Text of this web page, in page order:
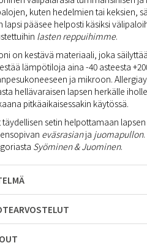
kuten hedelmien tai keksien,
lapsi pääsee helposti käsiksi
lasten reppuihimme.
on kestävä materiaali, joka
lämpötiloja aina -40 asteesta
ja mikroon.
hellävaraisen lapsen herkälle
pitkäaikaisessakin käytössä.
täydellisen setin helpottamaan
eväsrasian ja juomapullon
Syöminen & Juominen.